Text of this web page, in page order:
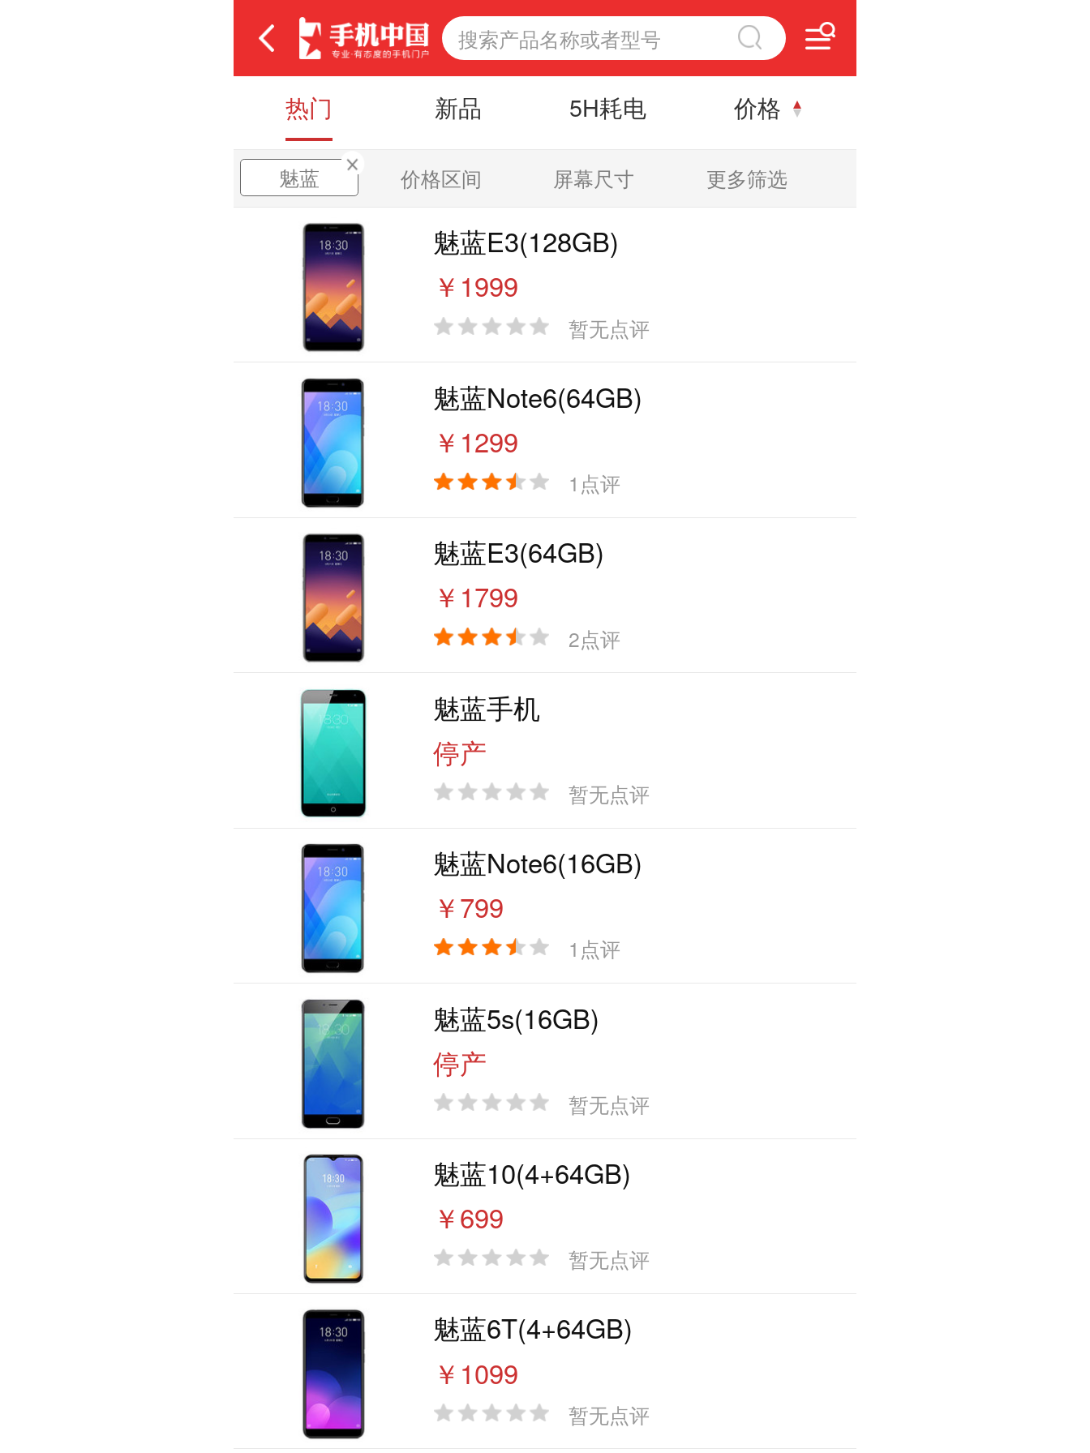
热门 新品 5H耗电 价格
魅蓝 价格区间 屏幕尺寸 更多筛选
魅蓝E3(128GB)
￥1999
暂无点评
魅蓝Note6(64GB)
￥1299
1点评
魅蓝E3(64GB)
￥1799
2点评
魅蓝手机
停产
暂无点评
魅蓝Note6(16GB)
￥799
1点评
魅蓝5s(16GB)
停产
暂无点评
魅蓝10(4+64GB)
￥699
暂无点评
魅蓝6T(4+64GB)
￥1099
暂无点评